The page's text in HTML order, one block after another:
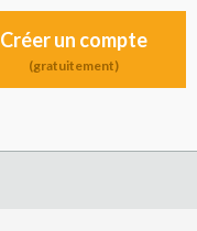
Créer un compte
(gratuitement)